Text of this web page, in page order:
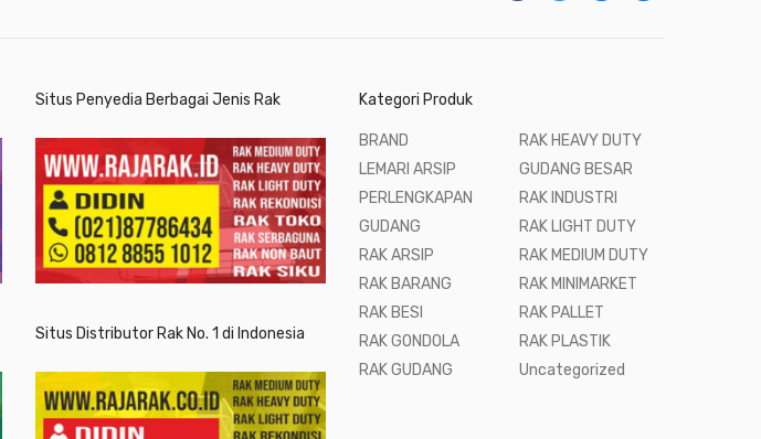
Situs Penyedia Berbagai Jenis Rak
Situs Distributor Rak No. 1 di Indonesia
Kategori Produk
BRAND
LEMARI ARSIP
PERLENGKAPAN
GUDANG
RAK ARSIP
RAK BARANG
RAK BESI
RAK GONDOLA
RAK GUDANG
RAK HEAVY DUTY
GUDANG BESAR
RAK INDUSTRI
RAK LIGHT DUTY
RAK MEDIUM DUTY
RAK MINIMARKET
RAK PALLET
RAK PLASTIK
Uncategorized